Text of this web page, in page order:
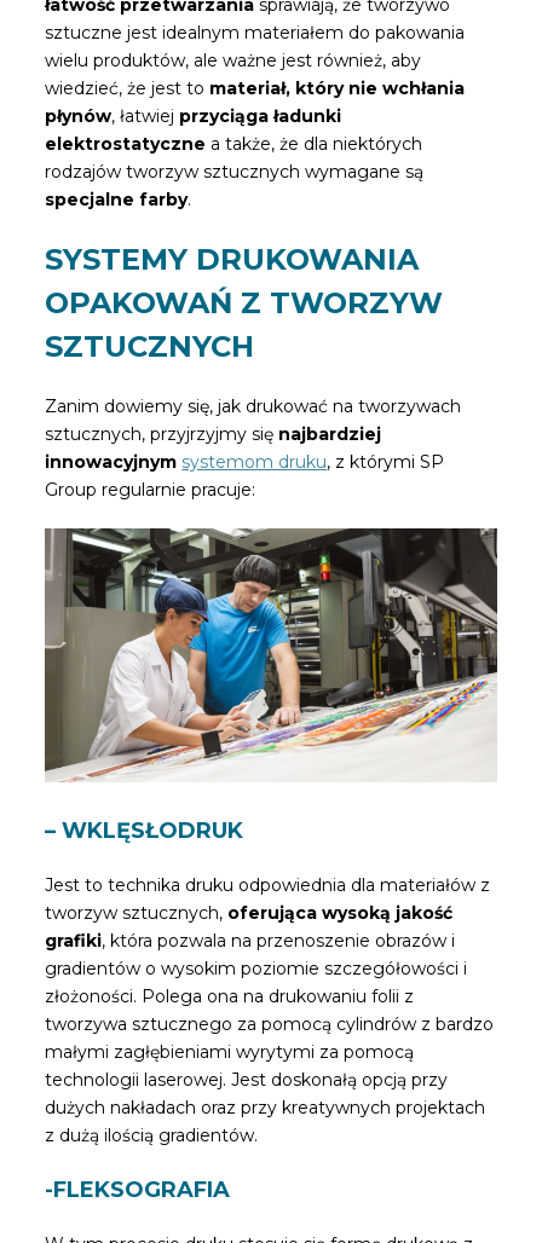
łatwość przetwarzania sprawiają, że tworzywo
sztuczne jest idealnym materiałem do pakowania
wielu produktów, ale ważne jest również, aby
wiedzieć, że jest to materiał, który nie wchłania
płynów, łatwiej przyciąga ładunki
elektrostatyczne a także, że dla niektórych
rodzajów tworzyw sztucznych wymagane są
specjalne farby.
SYSTEMY DRUKOWANIA
OPAKOWAŃ Z TWORZYW
SZTUCZNYCH
Zanim dowiemy się, jak drukować na tworzywach
sztucznych, przyjrzyjmy się najbardziej
innowacyjnym systemom druku, z którymi SP
Group regularnie pracuje:
– WKLĘSŁODRUK
Jest to technika druku odpowiednia dla materiałów z
tworzyw sztucznych, oferująca wysoką jakość
grafiki, która pozwala na przenoszenie obrazów i
gradientów o wysokim poziomie szczegółowości i
złożoności. Polega ona na drukowaniu folii z
tworzywa sztucznego za pomocą cylindrów z bardzo
małymi zagłębieniami wyrytymi za pomocą
technologii laserowej. Jest doskonałą opcją przy
dużych nakładach oraz przy kreatywnych projektach
z dużą ilością gradientów.
-FLEKSOGRAFIA